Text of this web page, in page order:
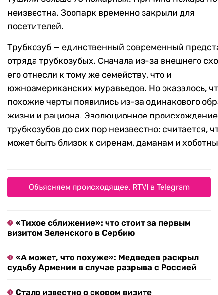
неизвестна. Зоопарк временно закрыли для
посетителей.
Трубкозуб — единственный современный
отряда трубкозубых. Сначала из-за внешнего
его отнесли к тому же семейству, что и
южноамериканских муравьедов. Но оказалось,
похожие черты появились из-за одинакового
жизни и рациона. Эволюционное происхождение
трубкозубов до сих пор неизвестно: считается,
может быть близок к сиренам, даманам и
Объясняем происходящее. RTVI в Telegram
«Тихое сближение»: что стоит за первым
визитом Зеленского в Сербию
«А может, что похуже»: Медведев раскрыл
судьбу Армении в случае разрыва с Россией
Стало известно о скором визите